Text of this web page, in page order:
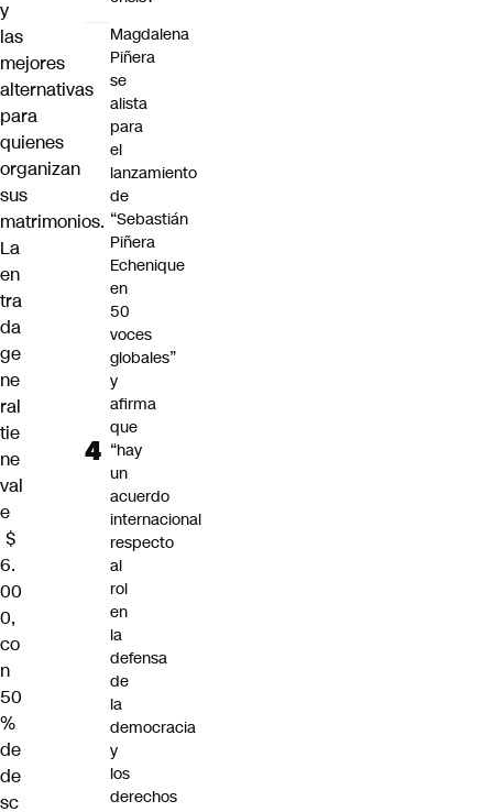
y
las
mejores
alternativas
para
quienes
organizan
sus
matrimonios.
La
en
tra
da
ge
ne
ral
tie
ne
val
e
$
6.
00
0,
co
n
50
%
de
de
sc
Magdalena
Piñera
se
alista
para
el
lanzamiento
de
“Sebastián
Piñera
Echenique
en
50
voces
globales”
y
afirma
que
“hay
un
acuerdo
internacional
respecto
al
rol
en
la
defensa
de
la
democracia
y
los
derechos